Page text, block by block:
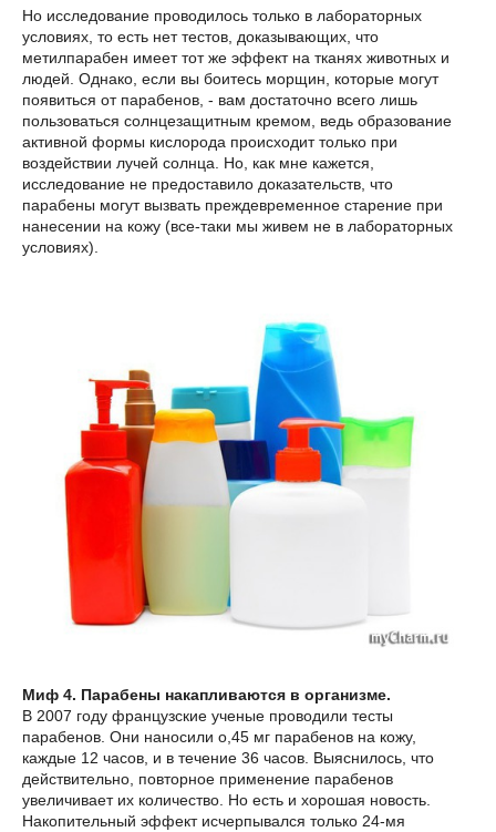
Но исследование проводилось только в лабораторных
условиях, то есть нет тестов, доказывающих, что
метилпарабен имеет тот же эффект на тканях животных и
людей. Однако, если вы боитесь морщин, которые могут
появиться от парабенов, - вам достаточно всего лишь
пользоваться солнцезащитным кремом, ведь образование
активной формы кислорода происходит только при
воздействии лучей солнца. Но, как мне кажется,
исследование не предоставило доказательств, что
парабены могут вызвать преждевременное старение при
нанесении на кожу (все-таки мы живем не в лабораторных
условиях).
Миф 4. Парабены накапливаются в организме.
В 2007 году французские ученые проводили тесты
парабенов. Они наносили о,45 мг парабенов на кожу,
каждые 12 часов, и в течение 36 часов. Выяснилось, что
действительно, повторное применение парабенов
увеличивает их количество. Но есть и хорошая новость.
Накопительный эффект исчерпывался только 24-мя